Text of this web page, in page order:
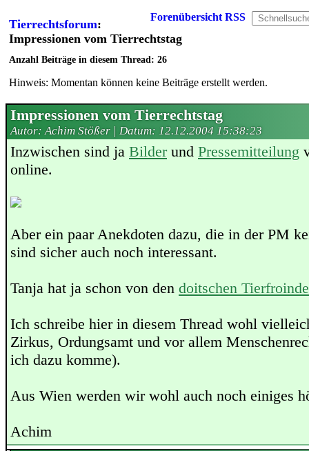
Forenübersicht RSS
Tierrechtsforum:
Impressionen vom Tierrechtstag
Anzahl Beiträge in diesem Thread: 26
Hinweis: Momentan können keine Beiträge erstellt werden.
Impressionen vom Tierrechtstag
Autor: Achim Stößer | Datum: 12.12.2004 15:38:23
Inzwischen sind ja Bilderund Pressemitteilung
online.
Aber ein paar Anekdoten dazu, die in der PM
sind sicher auch noch interessant.
Tanja hat ja schon von den doitschen
Ich schreibe hier in diesem Thread wohl
Zirkus, Ordungsamt und vor allem
ich dazu komme).
Aus Wien werden wir wohl auch noch einiges
Achim